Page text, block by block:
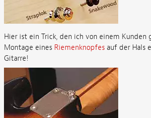
Hier ist ein Trick, den ich von einem Kunden
Montage eines Riemenknopfesauf der Hals
Gitarre!